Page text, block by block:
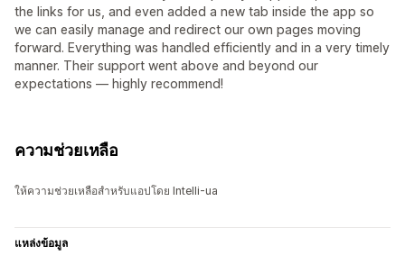
the links for us, and even added a new tab inside the app so
we can easily manage and redirect our own pages moving
forward. Everything was handled efficiently and in a very timely
manner. Their support went above and beyond our
expectations — highly recommend!
ความช่วยเหลือ
ให้ความช่วยเหลือสำหรับแอปโดย Intelli-ua
แหล่งข้อมูล